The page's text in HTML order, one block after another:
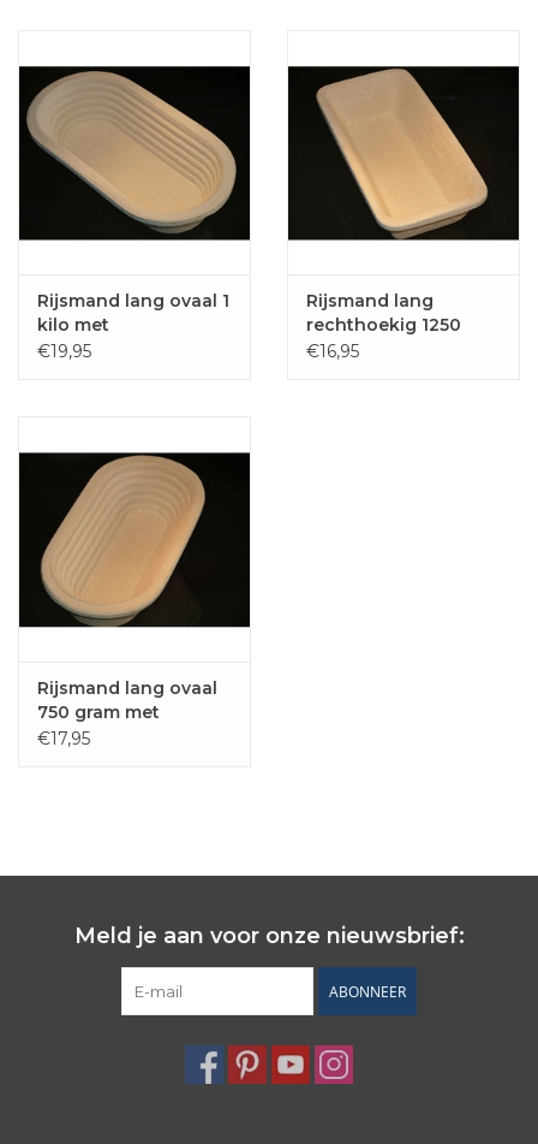
Wie zijn wij?
Rijsmand lang ovaal 1
kilo met
groefpatroon
€19,95
Rijsmand lang
rechthoekig 1250
gram glad
€16,95
Rijsmand lang ovaal
750 gram met
groefpatroon
€17,95
Meld je aan voor onze nieuwsbrief:
ABONNEER